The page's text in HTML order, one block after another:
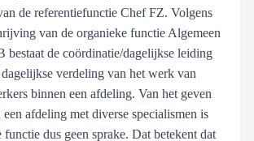
de referentiefunctie Chef FZ. Volgens
van de organieke functie Algemeen
bestaat de coördinatie/dagelijkse leiding
verdeling van het werk van
binnen een afdeling. Van het geven
afdeling met diverse specialismen is
functie dus geen sprake. Dat betekent dat